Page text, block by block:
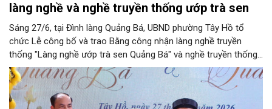
làng nghề và nghề truyền thống ướp trà sen
Sáng 27/6, tại Đình làng Quảng Bá, UBND phường Tây Hồ tổ
chức Lễ công bố và trao Bằng công nhận làng nghề truyền
thống "Làng nghề ướp trà sen Quảng Bá" và nghề truyền thống
"Nghề ướp trà sen Quảng An", gắn với các hoạt động quảng bá
văn hóa, du lịch hồ Tây năm 2026.